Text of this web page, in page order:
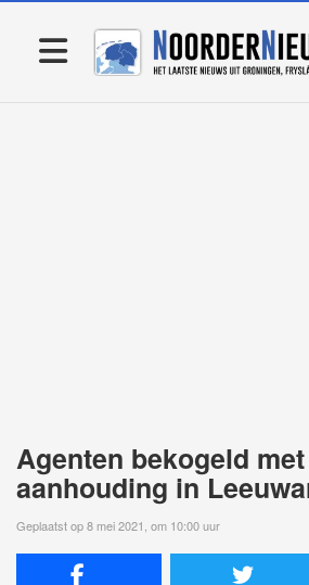
Agenten bekogeld
aanhouding in
Geplaatst op 8 mei 2021, om 10:00 uur